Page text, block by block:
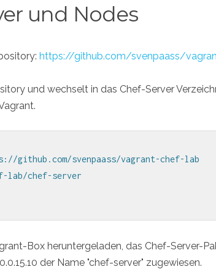
und Nodes
https://github.com/svenpaass/
und wechselt in das Chef-Server
github.com/svenpaass/vagrant-chef-lab
lab/chef-server
Box heruntergeladen, das Chef-Server-
der Name "chef-server" zugewiesen.